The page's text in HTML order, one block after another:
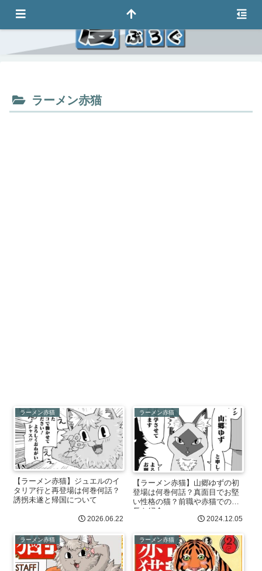
ラーメン赤猫
ラーメン赤猫
【ラーメン赤猫】ジュエルのイ
タリア行と再登場は何巻何話？
誘拐未遂と帰国について
2026.06.22
ラーメン赤猫
【ラーメン赤猫】山郷ゆずの初
登場は何巻何話？真面目でお堅
い性格の猫？前職や赤猫での成
長を紹介
2024.12.05
ラーメン赤猫 ラーメン赤猫